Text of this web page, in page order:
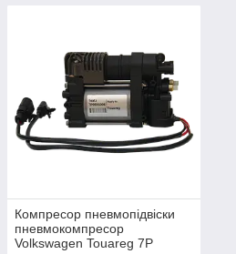
Компресор пневмопідвіски
пневмокомпресор
Volkswagen Touareg 7P